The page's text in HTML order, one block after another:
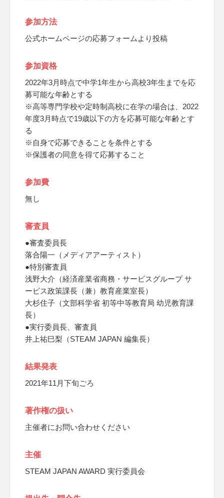
参加方法
公式ホームページの応募フォームより投稿
参加資格
2022年3月時点で中学1年生から高校3年生までを応
募可能な年齢とする
※高等専門学校や定時制高校に在学の場合は、2022
年度3月時点で19歳以下の方を応募可能な年齢とす
る
※自身で応募できることを条件とする
※保護者の同意を得て応募すること
参加費
無し
審査員
●審査委員長
落合陽一（メディアアーティスト）
●特別審査員
浅野大介（経済産業省商務・サービスグループ サ
ービス政策課長（兼）教育産業室長）
大杉住子（文部科学省 初等中等教育局 幼児教育課
長）
●実行委員長、審査員
井上祐巳梨（STEAM JAPAN 編集長）
結果発表
2021年11月下旬ごろ
著作権の扱い
主催者にお問い合わせください
主催
STEAM JAPAN AWARD 実行委員会